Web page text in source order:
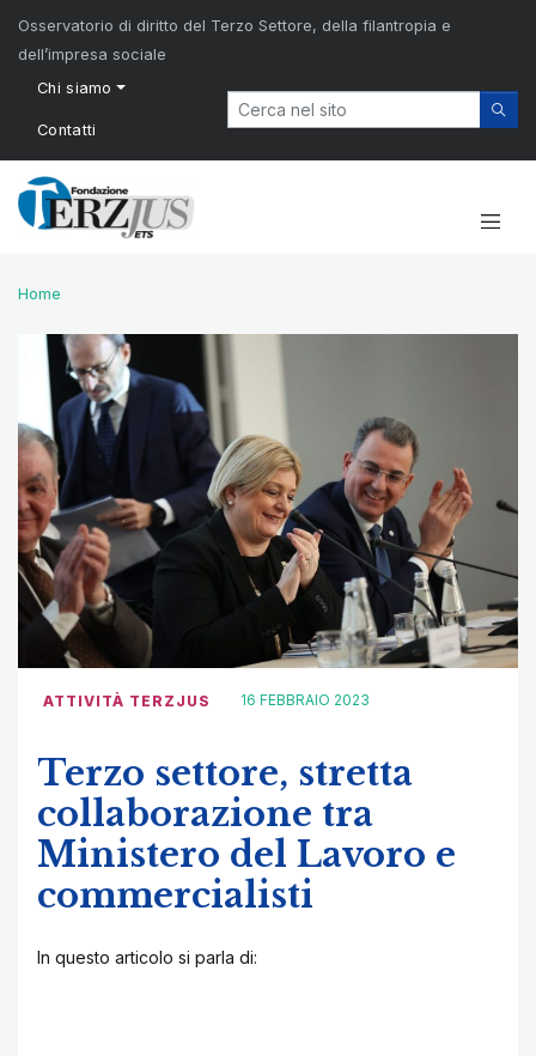
Osservatorio di diritto del Terzo Settore, della filantropia e
dell’impresa sociale
Chi siamo
Contatti
Home
ATTIVITÀ TERZJUS 16 FEBBRAIO 2023
Terzo settore, stretta
collaborazione tra
Ministero del Lavoro e
commercialisti
In questo articolo si parla di: